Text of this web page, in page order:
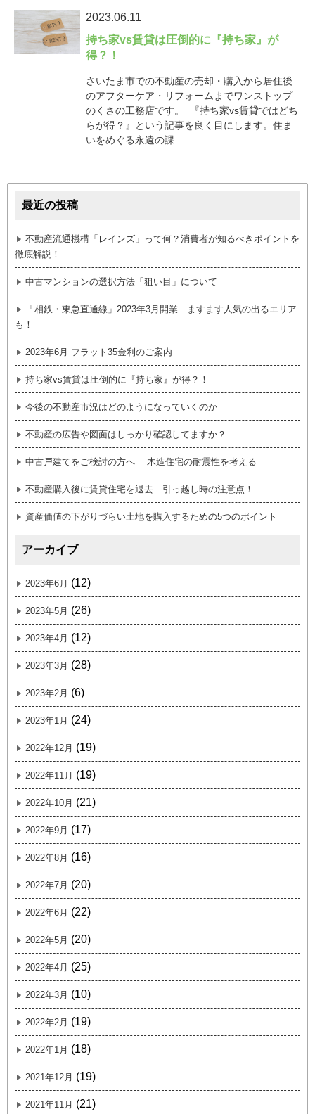
2023.06.11
持ち家vs賃貸は圧倒的に『持ち家』が
得？！
さいたま市での不動産の売却・購入から居住後
のアフターケア・リフォームまでワンストップ
のくさの工務店です。 『持ち家vs賃貸ではどち
らが得？』という記事を良く目にします。住ま
いをめぐる永遠の課…...
最近の投稿
不動産流通機構「レインズ」って何？消費者が知るべきポイントを
徹底解説！
中古マンションの選択方法「狙い目」について
「相鉄・東急直通線」2023年3月開業 ますます人気の出るエリア
も！
2023年6月 フラット35金利のご案内
持ち家vs賃貸は圧倒的に『持ち家』が得？！
今後の不動産市況はどのようになっていくのか
不動産の広告や図面はしっかり確認してますか？
中古戸建てをご検討の方へ 木造住宅の耐震性を考える
不動産購入後に賃貸住宅を退去 引っ越し時の注意点！
資産価値の下がりづらい土地を購入するための5つのポイント
アーカイブ
2023年6月 (12)
2023年5月 (26)
2023年4月 (12)
2023年3月 (28)
2023年2月 (6)
2023年1月 (24)
2022年12月 (19)
2022年11月 (19)
2022年10月 (21)
2022年9月 (17)
2022年8月 (16)
2022年7月 (20)
2022年6月 (22)
2022年5月 (20)
2022年4月 (25)
2022年3月 (10)
2022年2月 (19)
2022年1月 (18)
2021年12月 (19)
2021年11月 (21)